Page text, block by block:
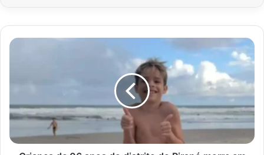
Criança
distrito
do
morre